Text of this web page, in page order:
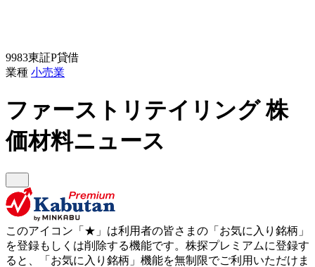
9983東証P貸借
業種 小売業
ファーストリテイリング株
価材料ニュース
このアイコン 「★」 は利用者の皆さまの 「お気に入り銘柄」
を登録もしくは削除する機能です。 株探プレミアムに登録す
ると、「お気に入り銘柄」機能を無制限でご利用いただけま